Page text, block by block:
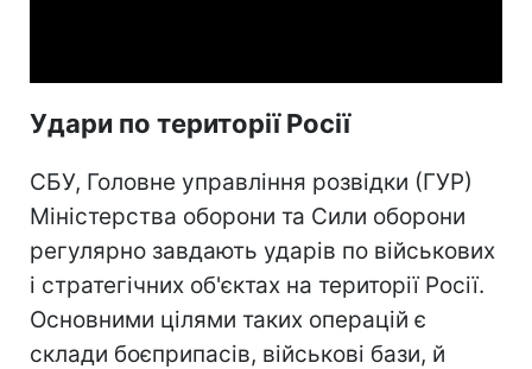
Удари по території Росії
СБУ, Головне управління розвідки (ГУР)
Міністерства оборони та Сили оборони
регулярно завдають ударів по військових
і стратегічних об'єктах на території Росії.
Основними цілями таких операцій є
склади боєприпасів, військові бази, й